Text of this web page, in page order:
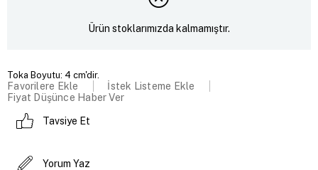
Ürün stoklarımızda kalmamıştır.
Toka Boyutu: 4 cm'dir.
Favorilere Ekle
İstek Listeme Ekle
Fiyat Düşünce Haber Ver
Tavsiye Et
Yorum Yaz